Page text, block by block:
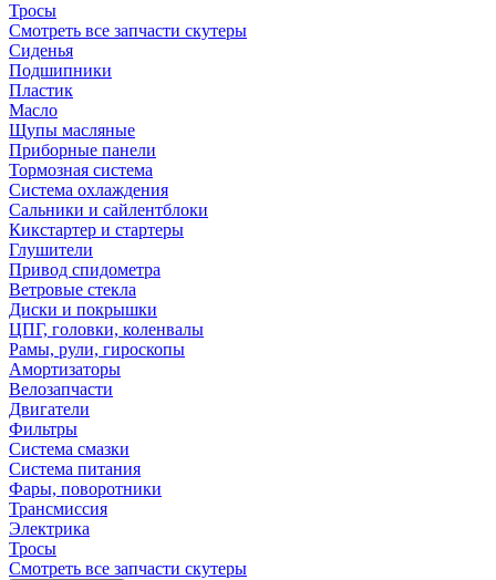
Тросы
Смотреть все запчасти скутеры
Сиденья
Подшипники
Пластик
Масло
Щупы масляные
Приборные панели
Тормозная система
Система охлаждения
Сальники и сайлентблоки
Кикстартер и стартеры
Глушители
Привод спидометра
Ветровые стекла
Диски и покрышки
ЦПГ, головки, коленвалы
Рамы, рули, гироскопы
Амортизаторы
Велозапчасти
Двигатели
Фильтры
Система смазки
Система питания
Фары, поворотники
Трансмиссия
Электрика
Тросы
Смотреть все запчасти скутеры